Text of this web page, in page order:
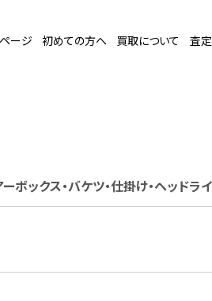
ージ 初めての方へ 買取について 査
ボックス・バケツ・仕掛け・ヘッドラ